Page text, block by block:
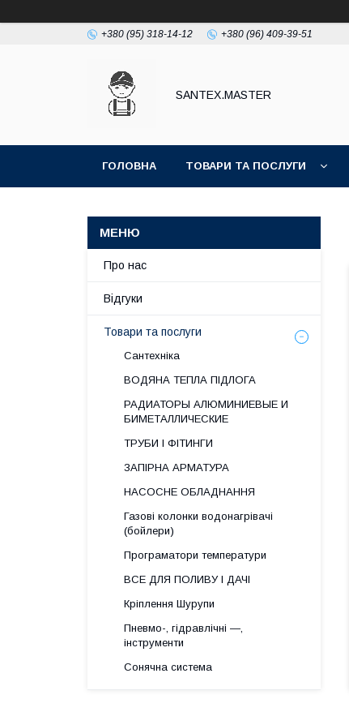
+380 (95) 318-14-12 +380 (96) 409-39-51
SANTEX.MASTER
ГОЛОВНА ТОВАРИ ТА ПОСЛУГИ
Про нас
Відгуки
Товари та послуги
Сантехніка
ВОДЯНА ТЕПЛА ПІДЛОГА
РАДИАТОРЫ АЛЮМИНИЕВЫЕ И
БИМЕТАЛЛИЧЕСКИЕ
ТРУБИ І ФІТИНГИ
ЗАПІРНА АРМАТУРА
НАСОСНЕ ОБЛАДНАННЯ
Газові колонки водонагрівачі
(бойлери)
Програматори температури
ВСЕ ДЛЯ ПОЛИВУ І ДАЧІ
Кріплення Шурупи
Пневмо-, гідравлічні —,
інструменти
Сонячна система